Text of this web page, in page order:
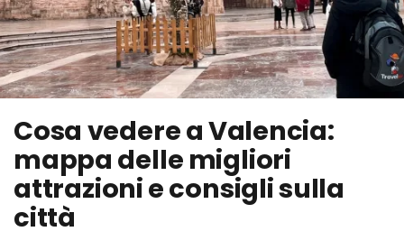
Cosa vedere a Valencia:
mappa delle migliori
attrazioni e consigli sulla
città